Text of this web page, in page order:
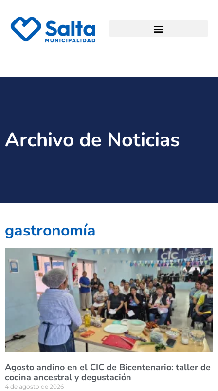
Archivo de Noticias
gastronomía
Agosto andino en el CIC de Bicentenario: taller de
cocina ancestral y degustación
4 de agosto de 2026